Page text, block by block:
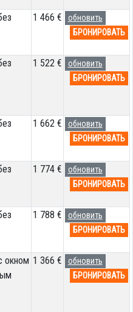
1 466 €
обновить
БРОНИРОВАТЬ
1 522 €
обновить
БРОНИРОВАТЬ
1 662 €
обновить
БРОНИРОВАТЬ
1 774 €
обновить
БРОНИРОВАТЬ
1 788 €
обновить
БРОНИРОВАТЬ
окном 1 366 €
обновить
БРОНИРОВАТЬ